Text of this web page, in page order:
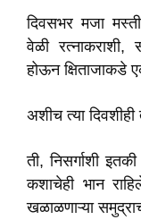
दिवसभर मजा मस्ती
वेळी रत्नाकराशी,
होऊन क्षिताजाकडे
अशीच त्या दिवशीही
ती, निसर्गाशी
कशाचेही भान
खळाळणाऱ्या